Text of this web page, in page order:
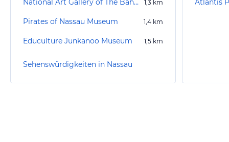
National Art Gallery of The Bahamas 1,3 km
Pirates of Nassau Museum 1,4 km
Educulture Junkanoo Museum 1,5 km
Sehenswürdigkeiten in Nassau
Atlantis